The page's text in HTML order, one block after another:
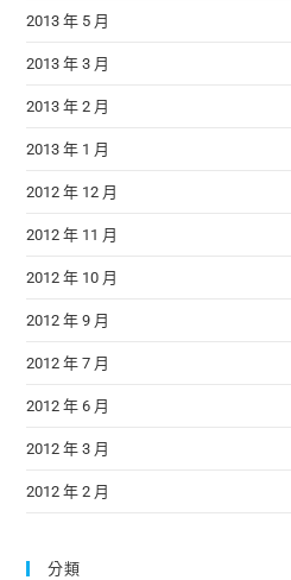
2013 年 5 月
2013 年 3 月
2013 年 2 月
2013 年 1 月
2012 年 12 月
2012 年 11 月
2012 年 10 月
2012 年 9 月
2012 年 7 月
2012 年 6 月
2012 年 3 月
2012 年 2 月
分類